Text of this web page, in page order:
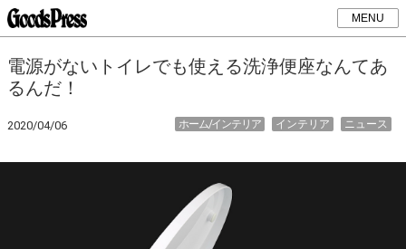
MENU
電源がないトイレでも使える洗浄便座なんてあ
るんだ！
2020/04/06 ニュース
インテリア
ホーム/インテリア